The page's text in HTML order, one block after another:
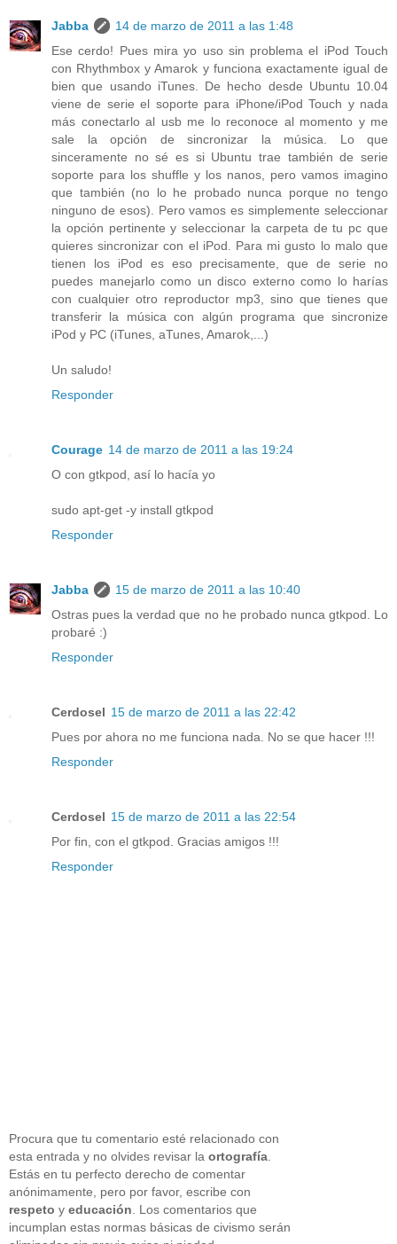
Jabba
14 de marzo de 2011 a las 1:48
Ese cerdo! Pues mira yo uso sin problema el iPod Touch
con Rhythmbox y Amarok y funciona exactamente igual de
bien que usando iTunes. De hecho desde Ubuntu 10.04
viene de serie el soporte para iPhone/iPod Touch y nada
más conectarlo al usb me lo reconoce al momento y me
sale la opción de sincronizar la música. Lo que
sinceramente no sé es si Ubuntu trae también de serie
soporte para los shuffle y los nanos, pero vamos imagino
que también (no lo he probado nunca porque no tengo
ninguno de esos). Pero vamos es simplemente seleccionar
la opción pertinente y seleccionar la carpeta de tu pc que
quieres sincronizar con el iPod. Para mi gusto lo malo que
tienen los iPod es eso precisamente, que de serie no
puedes manejarlo como un disco externo como lo harías
con cualquier otro reproductor mp3, sino que tienes que
transferir la música con algún programa que sincronize
iPod y PC (iTunes, aTunes, Amarok,...)
Un saludo!
Responder
Courage 14 de marzo de 2011 a las 19:24
O con gtkpod, así lo hacía yo
sudo apt-get -y install gtkpod
Responder
Jabba
15 de marzo de 2011 a las 10:40
Ostras pues la verdad que no he probado nunca gtkpod. Lo
probaré :)
Responder
Cerdosel 15 de marzo de 2011 a las 22:42
Pues por ahora no me funciona nada. No se que hacer !!!
Responder
Cerdosel 15 de marzo de 2011 a las 22:54
Por fin, con el gtkpod. Gracias amigos !!!
Responder
Procura que tu comentario esté relacionado con
esta entrada y no olvides revisar la ortografía
Estás en tu perfecto derecho de comentar
anónimamente, pero por favor, escribe con
respeto y educación . Los comentarios que
incumplan estas normas básicas de civismo serán